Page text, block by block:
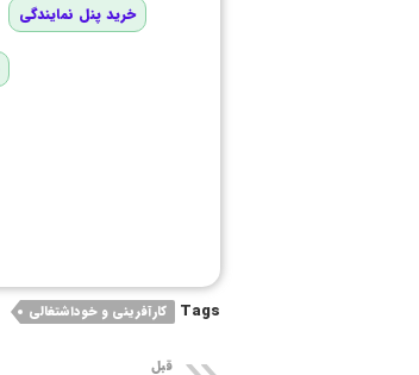
خرید پنل نمایندگی
Tags کارآفرینی و خوداشتغالی
قبل